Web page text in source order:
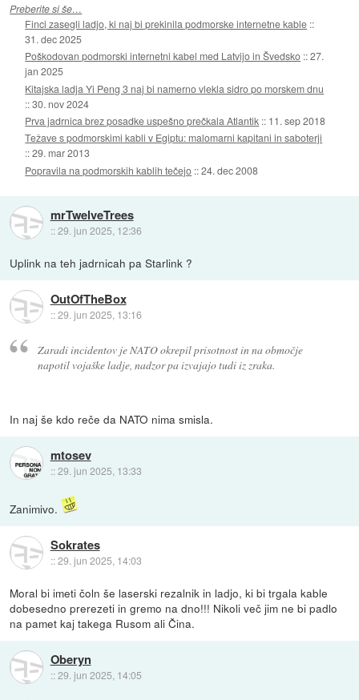
Preberite si še…
Finci zasegli ladjo, ki naj bi prekinila podmorske internetne kable ::
31. dec 2025
Poškodovan podmorski internetni kabel med Latvijo in Švedsko ::27.
jan 2025
Kitajska ladja Yi Peng 3 naj bi namerno vlekla sidro po morskem dnu
::30. nov 2024
Prva jadrnica brez posadke uspešno prečkala Atlantik :: 11. sep 2018
Težave s podmorskimi kabli v Egiptu: malomarni kapitani in saboterji
::29. mar 2013
Popravila na podmorskih kablih tečejo ::24. dec 2008
mrTwelveTrees
::29. jun 2025, 12:36
Uplink na teh jadrnicah pa Starlink ?
OutOfTheBox
::29. jun 2025, 13:16
Zaradi incidentov je NATO okrepil prisotnost in na območje
napotil vojaške ladje, nadzor pa izvajajo tudi iz zraka.
In naj še kdo reče da NATO nima smisla.
mtosev
::29. jun 2025, 13:33
Zanimivo.
Sokrates
::29. jun 2025, 14:03
Moral bi imeti čoln še laserski rezalnik in ladjo, ki bi trgala kable
dobesedno prerezeti in gremo na dno!!! Nikoli več jim ne bi padlo
na pamet kaj takega Rusom ali Čina.
Oberyn
::29. jun 2025, 14:05